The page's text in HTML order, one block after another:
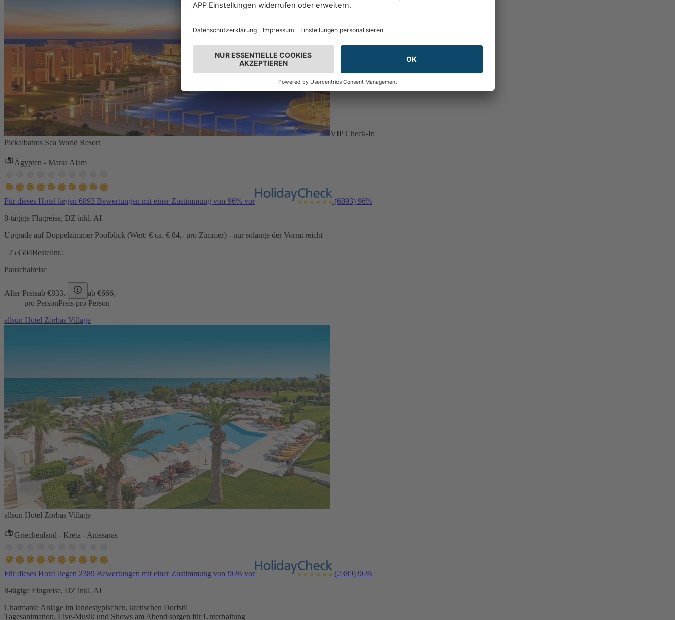
VIP Check-In
Pickalbatros Sea World Resort
Ägypten - Marsa Alam
Für dieses Hotel liegen 6893 Bewertungen mit einer Zustimmung von 96% vor (6893) 96%
8-tägige Flugreise, DZ inkl. AI
Upgrade auf Doppelzimmer Poolblick (Wert: € ca. € 84,- pro Zimmer) - nur solange der Vorrat reicht
253504Bestellnr.:
Pauschalreise
Alter Preisab €833,- ab €666,-
pro PersonPreis pro Person
allsun Hotel Zorbas Village
allsun Hotel Zorbas Village
Griechenland - Kreta - Anissaras
Für dieses Hotel liegen 2389 Bewertungen mit einer Zustimmung von 96% vor (2389) 96%
8-tägige Flugreise, DZ inkl. AI
Charmante Anlage im landestypischen, kretischen Dorfstil
Tagesanimation, Live-Musik und Shows am Abend sorgen für Unterhaltung